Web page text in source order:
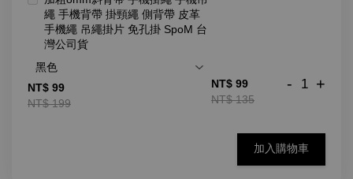
繩 手機背帶 掛頸繩 側背帶 皮革
手機繩 吊繩掛片 免孔掛 SpoM 台
灣公司貨
NT$ 99
NT$ 199
NT$ 99
NT$ 135
- +
加入購物車